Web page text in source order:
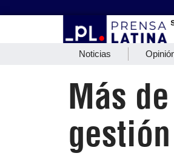
Noticias
Más